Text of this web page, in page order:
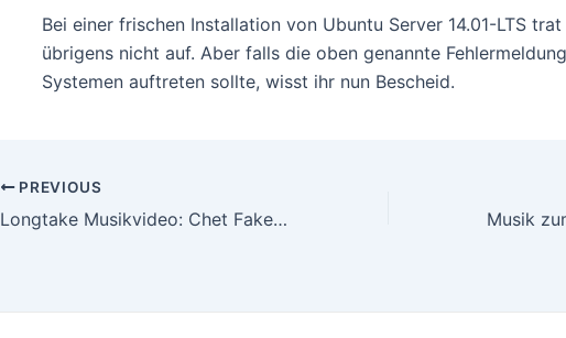
Bei einer frischen Installation von Ubuntu Server 14.01-LTS
übrigens nicht auf. Aber falls die oben genannte
Systemen auftreten sollte, wisst ihr nun Bescheid.
Post
navigation
PREVIOUS
Longtake Musikvideo: Chet Faker – Gold